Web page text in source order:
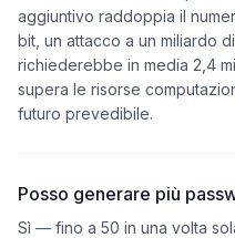
aggiuntivo raddoppia il
bit, un attacco a un miliardo
richiederebbe in media 2,4
supera le risorse
futuro prevedibile.
Posso generare più
Sì — fino a 50 in una volta